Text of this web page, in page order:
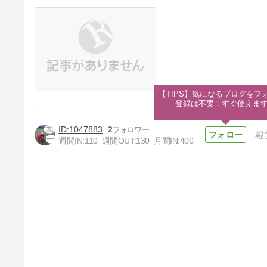
1047883
2
週間IN:110 週間OUT:130 月間IN:400
報
【TIPS】気になるブログをフ
登録は不要！すぐ使えます